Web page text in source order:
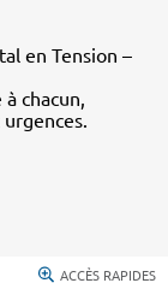
en Tension –
chacun,
ACCÈS RAPIDES